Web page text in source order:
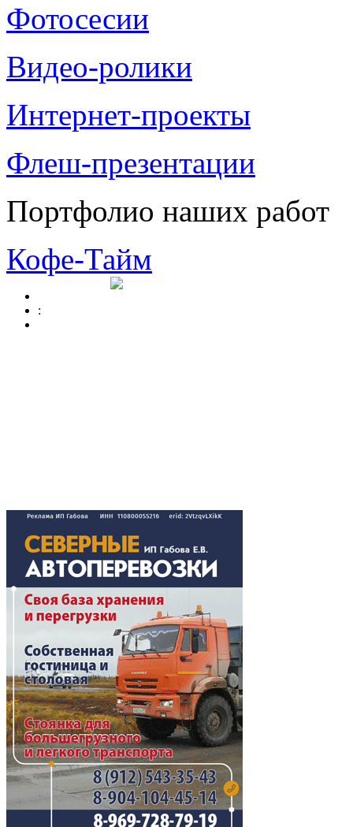
Фотосесии
Видео-ролики
Интернет-проекты
Флеш-презентации
Портфолио наших работ
Кофе-Тайм
: